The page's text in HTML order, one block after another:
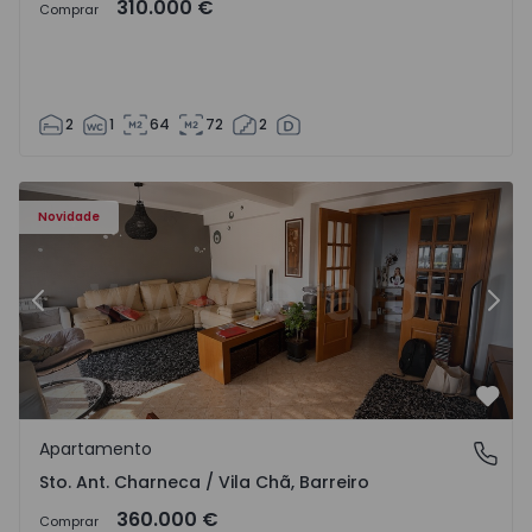
Comprar 310.000 €
2 1 64 72 2
Novidade
- 1573477 - 14
Apartamento T3 Barreiro, Sto. Ant. Charneca / Vila Chã -
Anterior
Sto. Ant. Charneca / Vila Chã, Barreiro
Apartamento
Sto. Ant. Charneca / Vila Chã, Barreiro
Comprar 360.000 €